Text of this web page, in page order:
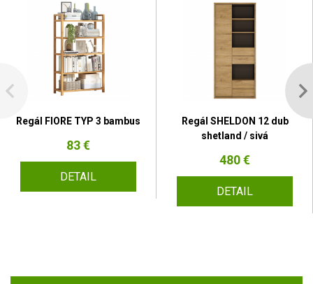
Regál FIORE TYP 3 bambus
83 €
DETAIL
Regál SHELDON 12 dub
shetland / sivá
480 €
DETAIL